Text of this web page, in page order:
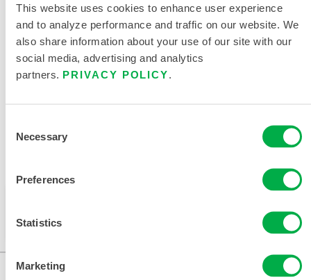
This website uses cookies to enhance user experience
and to analyze performance and traffic on our website. We
also share information about your use of our site with our
social media, advertising and analytics
partners. PRIVACY POLICY
Selection
Necessary
Preferences
Statistics
Marketing
DOCUMENTACIÓN DEL
PRODUCTO
DOCUMENTOS RELACIONADOS
Disponible en estas regiones de venta: CHINA, ASIA.
cambiar su región en la parte superior de la página.